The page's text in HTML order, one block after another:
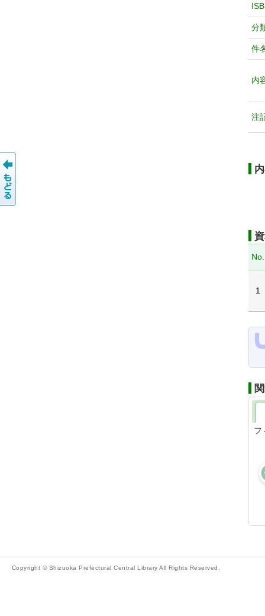
分
件
内
注
No.
1
フ
Copyright © Shizuoka Prefectural Central Library All Rights Reserved.